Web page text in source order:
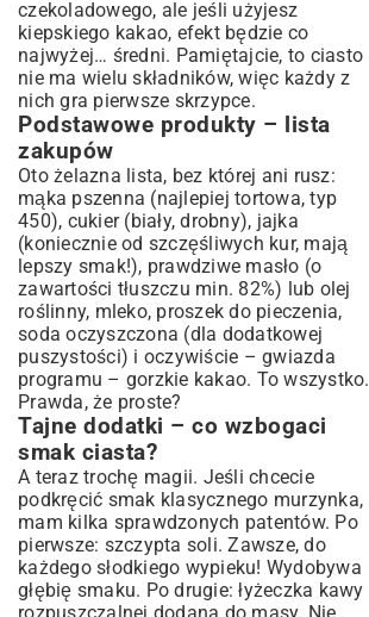
czekoladowego, ale jeśli użyjesz
kiepskiego kakao, efekt będzie co
najwyżej… średni. Pamiętajcie, to ciasto
nie ma wielu składników, więc każdy z
nich gra pierwsze skrzypce.
Podstawowe produkty – lista
zakupów
Oto żelazna lista, bez której ani rusz:
mąka pszenna (najlepiej tortowa, typ
450), cukier (biały, drobny), jajka
(koniecznie od szczęśliwych kur, mają
lepszy smak!), prawdziwe masło (o
zawartości tłuszczu min. 82%) lub olej
roślinny, mleko, proszek do pieczenia,
soda oczyszczona (dla dodatkowej
puszystości) i oczywiście – gwiazda
programu – gorzkie kakao. To wszystko.
Prawda, że proste?
Tajne dodatki – co wzbogaci
smak ciasta?
A teraz trochę magii. Jeśli chcecie
podkręcić smak klasycznego murzynka,
mam kilka sprawdzonych patentów. Po
pierwsze: szczypta soli. Zawsze, do
każdego słodkiego wypieku! Wydobywa
głębię smaku. Po drugie: łyżeczka kawy